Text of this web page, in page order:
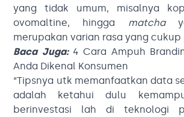
yang tidak umum, misalnya
ovomaltine, hingga matcha
merupakan varian rasa yang cukup
Baca Juga: 4 Cara Ampuh
Anda Dikenal Konsumen
“Tipsnya utk memanfaatkan data
adalah ketahui dulu
berinvestasi lah di teknologi